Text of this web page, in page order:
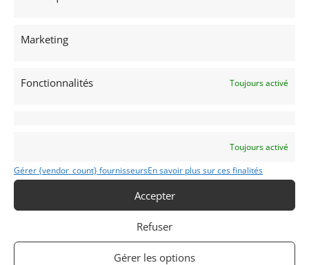
Marketing
Fonctionnalités Toujours activé
Toujours activé
Gérer {vendor_count} fournisseursEn savoir plus sur ces finalités
Accepter
Refuser
Gérer les options
Voir les 76 annonces de
AUTO
2002